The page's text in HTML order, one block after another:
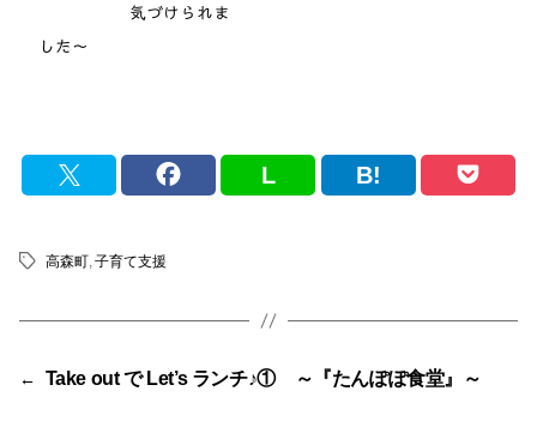
気づけられま
した〜
L B!
タ
高森町,子育て支援
← Take out で Let’s ランチ♪① ～『たんぽぽ食堂』～